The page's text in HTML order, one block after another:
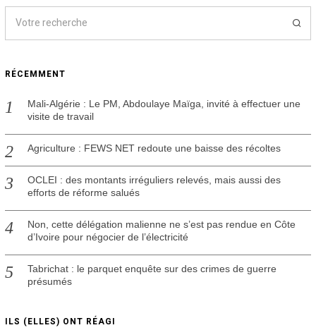
2
0
RÉCEMMENT
Mali-Algérie : Le PM, Abdoulaye Maïga, invité à effectuer une
visite de travail
Agriculture : FEWS NET redoute une baisse des récoltes
OCLEI : des montants irréguliers relevés, mais aussi des
efforts de réforme salués
Non, cette délégation malienne ne s’est pas rendue en Côte
d’Ivoire pour négocier de l’électricité
Tabrichat : le parquet enquête sur des crimes de guerre
présumés
ILS (ELLES) ONT RÉAGI